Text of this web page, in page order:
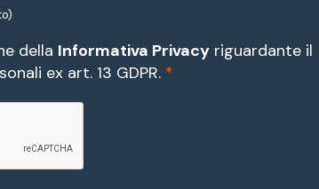
della Informativa Privacy riguardante il
ex art. 13 GDPR. *